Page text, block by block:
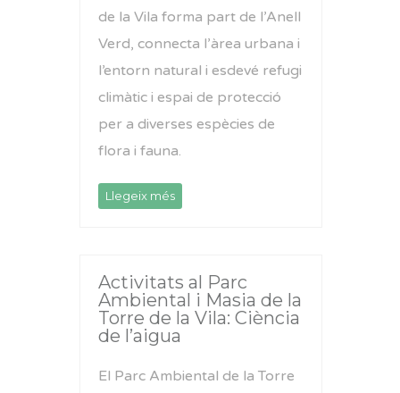
de la Vila forma part de l’Anell
Verd, connecta l’àrea urbana i
l’entorn natural i esdevé refugi
climàtic i espai de protecció
per a diverses espècies de
flora i fauna.
Llegeix més
Activitats al Parc
Ambiental i Masia de la
Torre de la Vila: Ciència
de l’aigua
El Parc Ambiental de la Torre